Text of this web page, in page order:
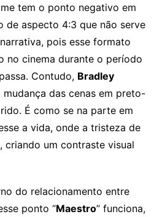
tem o ponto negativo em
de aspecto 4:3 que não serve
pois esse formato
no cinema durante o período
Contudo, Bradley
das cenas em preto-
É como se na parte em
a vida, onde a tristeza de
criando um contraste visual
do relacionamento entre
ponto “Maestro” funciona,